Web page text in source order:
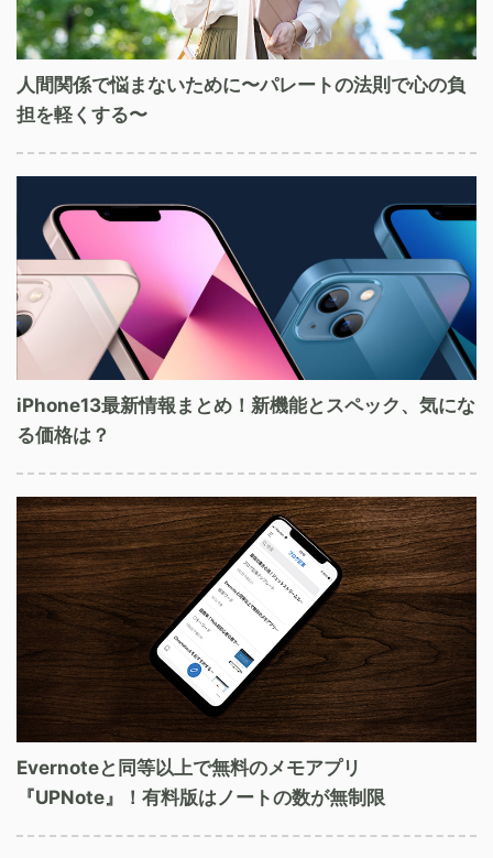
人間関係で悩まないために〜パレートの法則で心の負
担を軽くする〜
iPhone13最新情報まとめ！新機能とスペック、気にな
る価格は？
Evernoteと同等以上で無料のメモアプリ
『UPNote』！有料版はノートの数が無制限